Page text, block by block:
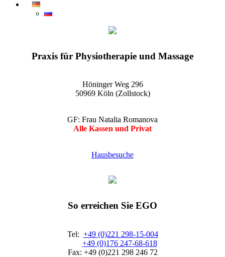
Praxis für Physiotherapie und Massage
Höninger Weg 296
50969 Köln (Zollstock)
GF: Frau Natalia Romanova
Alle Kassen und Privat
Hausbesuche
So erreichen Sie EGO
Tel: +49 (0)221 298-15-004
+49 (0)176 247-68-618
Fax: +49 (0)221 298 246 72